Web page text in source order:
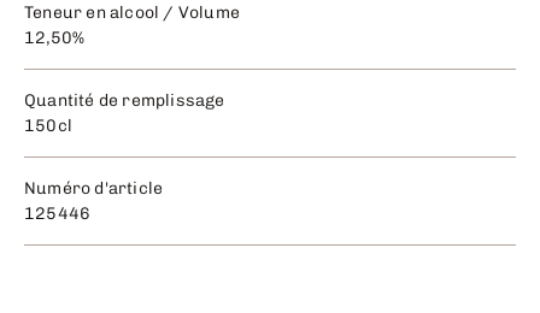
Teneur en alcool / Volume
12,50%
Quantité de remplissage
150cl
Numéro d'article
125446